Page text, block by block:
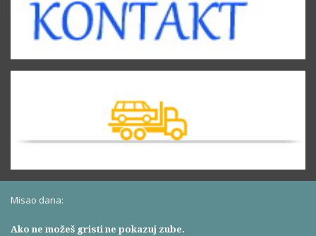
Misao dana:
Ako ne možeš gristi ne pokazuj zube.